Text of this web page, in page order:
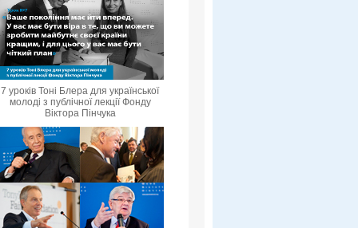
7 уроків Тоні Блера для української
молоді з публічної лекції Фонду
Віктора Пінчука